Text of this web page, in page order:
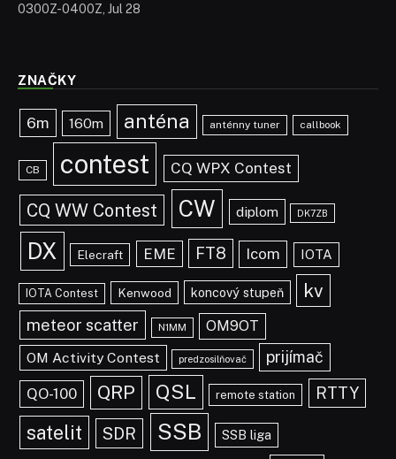
0300Z-0400Z, Jul 28
ZNAČKY
6m 160m anténa anténny tuner callbook
CB contest CQ WPX Contest
CQ WW Contest CW diplom DK7ZB
DX Elecraft EME FT8 Icom IOTA
IOTA Contest Kenwood koncový stupeň kv
meteor scatter N1MM
OM9OT
OM Activity Contest
predzosilňovač prijímač
QO-100 QRP QSL remote station RTTY
satelit SDR SSB SSB liga